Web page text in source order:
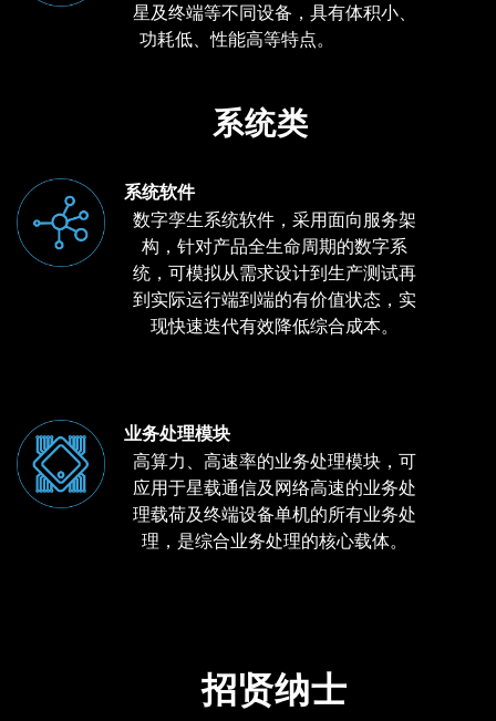
星及终端等不同设备，具有体积小、
功耗低、性能高等特点。
系统类
系统软件
数字孪生系统软件，采用面向服务架
构，针对产品全生命周期的数字系
统，可模拟从需求设计到生产测试再
到实际运行端到端的有价值状态，实
现快速迭代有效降低综合成本。
业务处理模块
高算力、高速率的业务处理模块，可
应用于星载通信及网络高速的业务处
理载荷及终端设备单机的所有业务处
理，是综合业务处理的核心载体。
招贤纳士